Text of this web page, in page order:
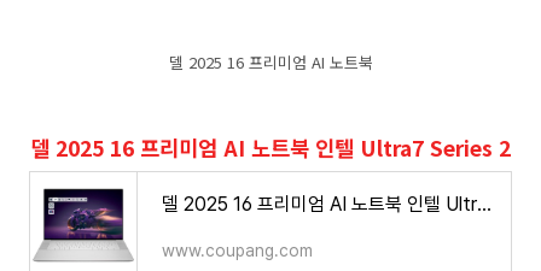
델 2025 16 프리미엄 AI 노트북
델 2025 16 프리미엄 AI 노트북 인텔 Ultra7 Series 2
델 2025 16 프리미엄 AI 노트북 인텔 Ultra7 Series 2 - 노트북 | 쿠팡
www.coupang.com